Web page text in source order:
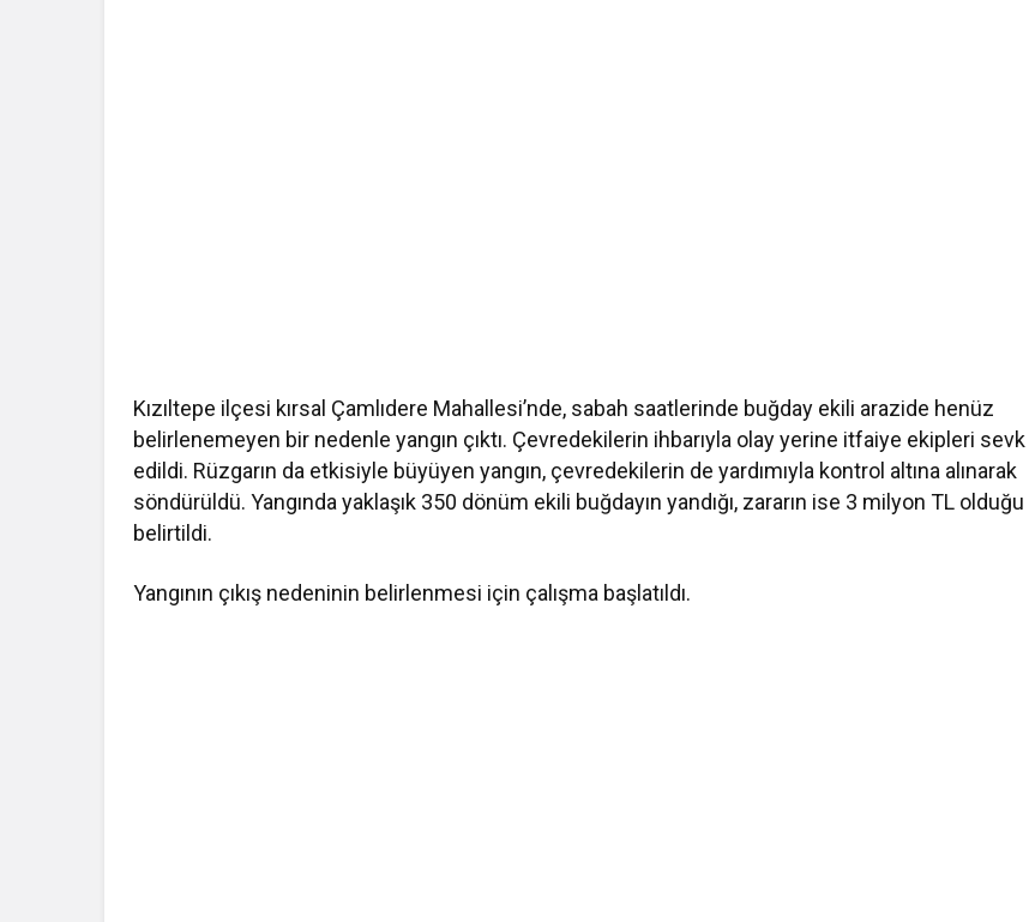
Kızıltepe ilçesi kırsal Çamlıdere Mahallesi’nde, sabah saatlerinde buğday ekili arazide henüz
belirlenemeyen bir nedenle yangın çıktı. Çevredekilerin ihbarıyla olay yerine itfaiye ekipleri sevk
edildi. Rüzgarın da etkisiyle büyüyen yangın, çevredekilerin de yardımıyla kontrol altına alınarak
söndürüldü. Yangında yaklaşık 350 dönüm ekili buğdayın yandığı, zararın ise 3 milyon TL olduğu
belirtildi.
Yangının çıkış nedeninin belirlenmesi için çalışma başlatıldı.